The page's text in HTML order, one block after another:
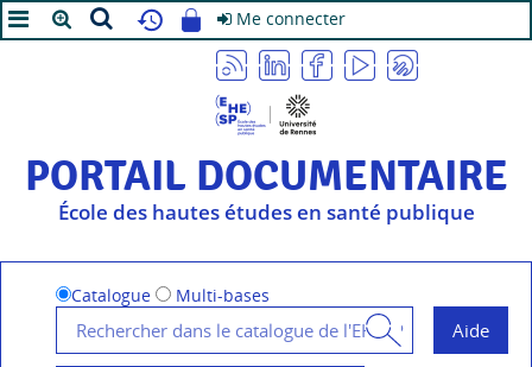
Me connecter
PORTAIL DOCUMENTAIRE
École des hautes études en santé publique
Catalogue Multi-bases